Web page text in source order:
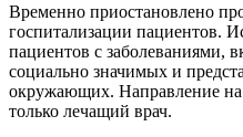
Временно приостановлено
госпитализации пациентов.
пациентов с заболеваниями,
социально значимых и
окружающих. Направление
только лечащий врач.